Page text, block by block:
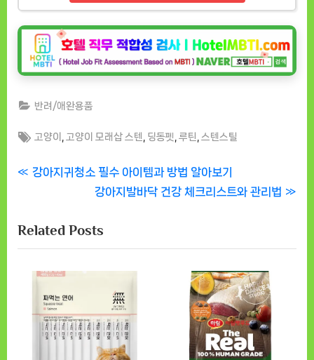
반려/애완용품
Tags:
고양이 고양이 모래삽 스텐 딩동펫 ,루틴 스텐스틸
글
색
P
v
i
o
강아지귀청소 필수 아이템과 방법 알아보기
N
x
t
P
t
:
강아지발바닥 건강 체크리스트와 관리법
Related Posts